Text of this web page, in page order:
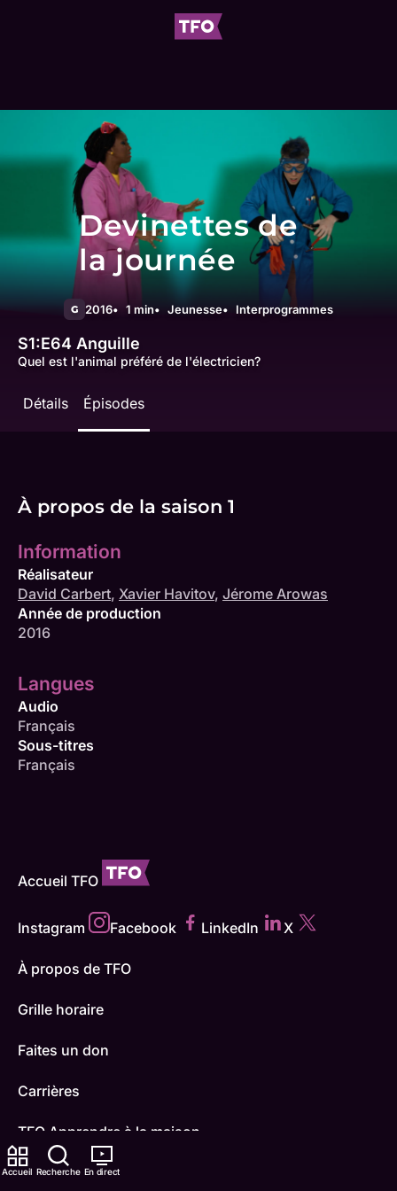
Accueil Recherche En direct
Devinettes de
la journée
G 2016 1 min Jeunesse Interprogrammes
S1:E64 Anguille
Quel est l'animal préféré de l'électricien?
Détails Épisodes
À propos de la saison 1
Information
Réalisateur
David Carbert, Xavier Havitov, Jérome Arowas
Année de production
2016
Langues
Audio
Français
Sous-titres
Français
Accueil TFO
Instagram Facebook LinkedIn X
À propos de TFO
Grille horaire
Faites un don
Carrières
TFO Apprendre à la maison
Comment nous capter